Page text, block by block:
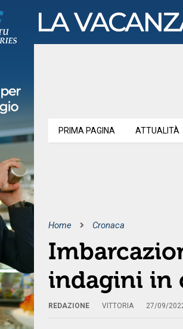
PRIMA PAGINA ATTUALITÀ
Home Cronaca
indagini in
REDAZIONE VITTORIA 27/09/